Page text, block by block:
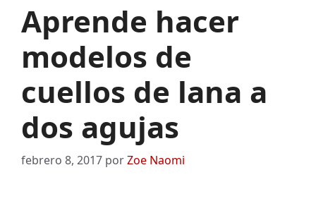
Aprende hacer
modelos de
cuellos de lana a
dos agujas
febrero 8, 2017 porZoe Naomi